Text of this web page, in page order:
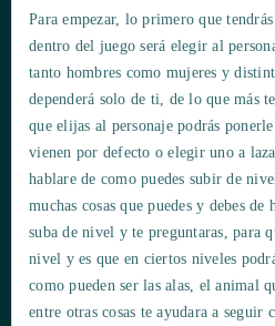
Para empezar, lo primero que
dentro del juego será elegir al
tanto hombres como mujeres y
dependerá solo de ti, de lo que más
que elijas al personaje podrás
vienen por defecto o elegir uno a
hablare de como puedes subir de
muchas cosas que puedes y debes de
suba de nivel y te preguntaras, para
nivel y es que en ciertos niveles
como pueden ser las alas, el animal
entre otras cosas te ayudara a